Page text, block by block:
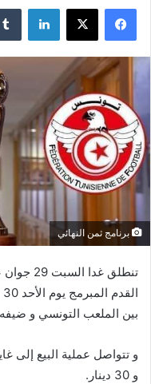
فيسبوك ‫X
برنامج ثمن النهائي
تنطلق
بين الملعب التونسي و ضيفه
و 30 دينار.